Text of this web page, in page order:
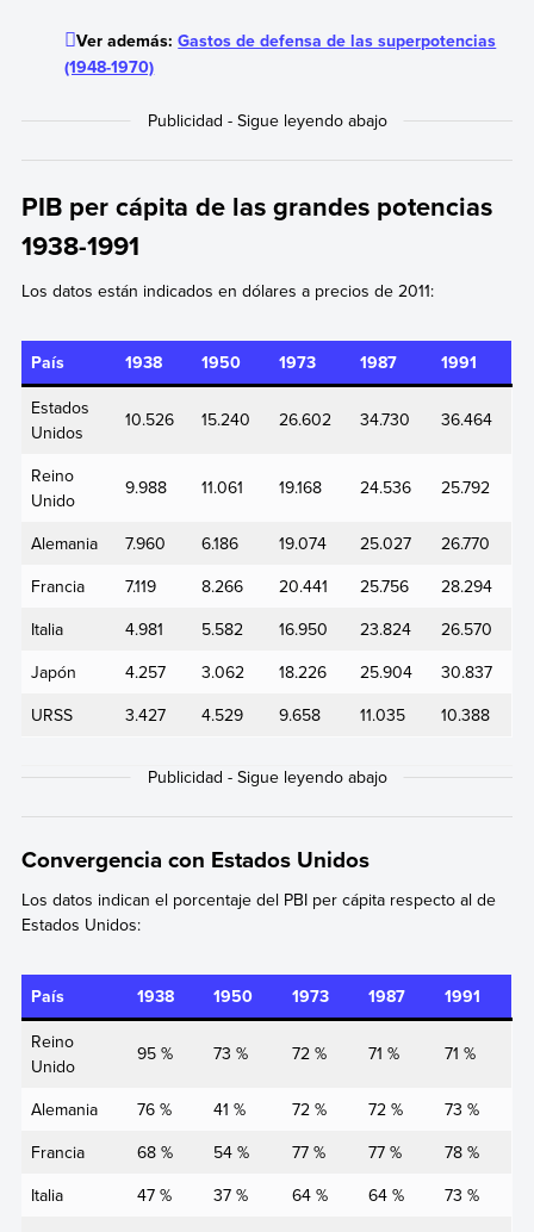
Ver además:Gastos de defensa de las superpotencias
(1948-1970)
PIB per cápita de las grandes potencias
1938-1991
Los datos están indicados en dólares a precios de 2011:
País 1938 1950 1973 1987
1991
Estados
Unidos
10.526 15.240 26.602 34.730 36.464
Reino
Unido
9.988 11.061 19.168 24.536 25.792
Alemania 7.960 6.186 19.074 25.027
26.770
Francia
7.119 8.266 20.441 25.756
28.294
Italia
4.981 5.582 16.950 23.824
26.570
Japón
4.257 3.062 18.226 25.904
30.837
URSS
3.427 4.529 9.658 11.035 10.388
Convergencia con Estados Unidos
Los datos indican el porcentaje del PBI per cápita respecto al de
Estados Unidos:
País 1938 1950 1973 1987
1991
Reino
Unido
95 % 73 % 72 % 71 % 71 %
Alemania 76 % 41 % 72 % 72 %
73 %
Francia
68 % 54 % 77 % 77 %
78 %
Italia
47 % 37 % 64 % 64 %
73 %